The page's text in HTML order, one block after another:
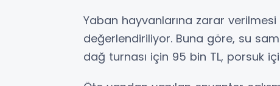
Yaban hayvanlarına zarar verilmesi
değerlendiriliyor. Buna göre, su
dağ turnası için 95 bin TL, porsuk